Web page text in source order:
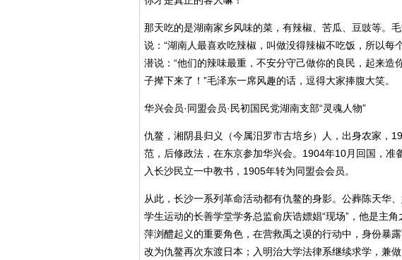
那天吃的是湖南家乡风味的菜，有辣椒、苦瓜、豆豉等。
说：“湖南人最喜欢吃辣椒，叫做没得辣椒不吃饭，所以每
潜说：“他们的辣味最重，不安分守己做你的良民，起来
子撵下来了！”毛泽东一席风趣的话，逗得大家捧腹大笑。
华兴会员·同盟会员·民初国民党湖南支部“灵魂人物”
仇鳌，湘阴县归义（今属汨罗市古培乡）人，出身农家，
范，后修政法，在东京参加华兴会。1904年10月回国，准
入长沙民立一中教书，1905年转为同盟会会员。
从此，长沙一系列革命活动都有仇鳌的身影。公葬陈天华
学生运动的长善学堂学务总监俞庆诰嫖娼“现场”，他是主
萍浏醴起义的重要角色，在营救禹之谟的行动中，身份暴
改为仇鳌再次东渡日本；入明治大学法律系继续求学，兼